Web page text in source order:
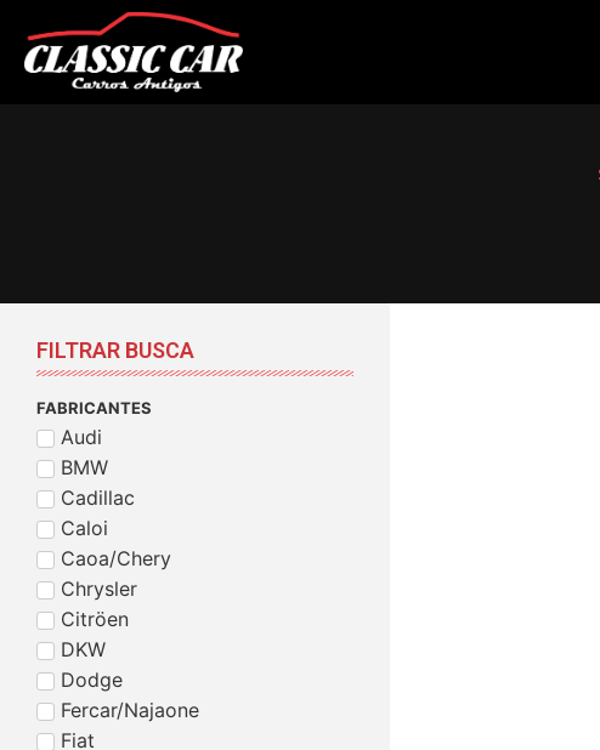
FILTRAR BUSCA
FABRICANTES
Audi
BMW
Cadillac
Caloi
Caoa/Chery
Chrysler
Citröen
DKW
Dodge
Fercar/Najaone
Fiat